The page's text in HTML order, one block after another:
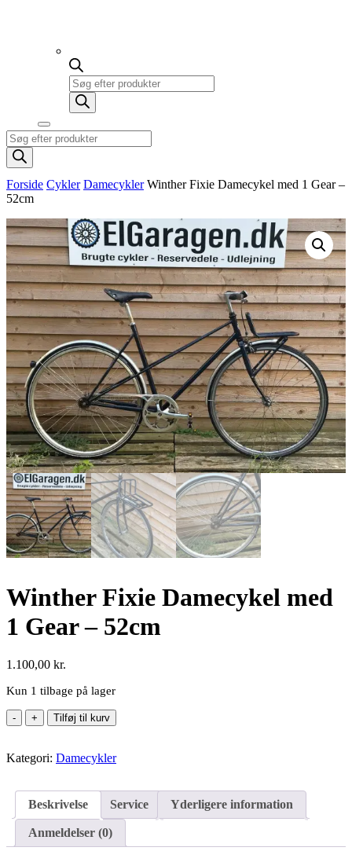
Products
search
Products
search
Forside Cykler Damecykler Winther Fixie Damecykel med 1 Gear –
52cm
Winther Fixie Damecykel med
1 Gear – 52cm
1.100,00 kr.
Kun 1 tilbage på lager
Winther
Fixie
med
antal
Tilføj til kurv
Kategori: Damecykler
Beskrivelse Service Yderligere information
Anmeldelser (0)